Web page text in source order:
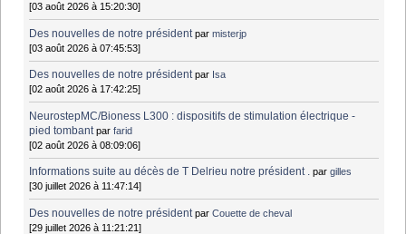
[03 août 2026 à 15:20:30]
Des nouvelles de notre président parmisterjp
[03 août 2026 à 07:45:53]
Des nouvelles de notre président par Isa
[02 août 2026 à 17:42:25]
NeurostepMC/Bioness L300 : dispositifs de stimulation électrique -
pied tombant parfarid
[02 août 2026 à 08:09:06]
Informations suite au décès de T Delrieu notre président . pargilles
[30 juillet 2026 à 11:47:14]
Des nouvelles de notre président parCouette de cheval
[29 juillet 2026 à 11:21:21]